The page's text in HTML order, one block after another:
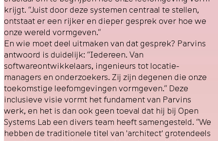
krijgt. “Juist door deze systemen centraal te stellen,
ontstaat er een rijker en dieper gesprek over hoe we
onze wereld vormgeven.”
En wie moet deel uitmaken van dat gesprek? Parvins
antwoord is duidelijk: “Iedereen. Van
softwareontwikkelaars, ingenieurs tot locatie-
managers en onderzoekers. Zij zijn degenen die onze
toekomstige leefomgevingen vormgeven.” Deze
inclusieve visie vormt het fundament van Parvins
werk, en het is dan ook geen toeval dat hij bij Open
Systems Lab een divers team heeft samengesteld. “We
hebben de traditionele titel van 'architect' grotendeels